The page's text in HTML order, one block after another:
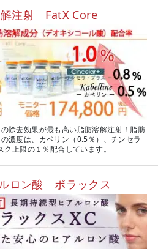
解注射 FatX Core
除去効果が最も高い脂肪溶解注射！脂肪
濃度は、カベリン（0.5％）、チンセラ
上限の１％配合しています。
ロン酸 ボラックス